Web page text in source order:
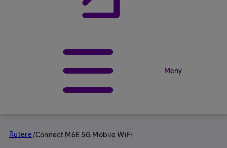
Meny
Rutere /Connect M6E 5G Mobile WiFi